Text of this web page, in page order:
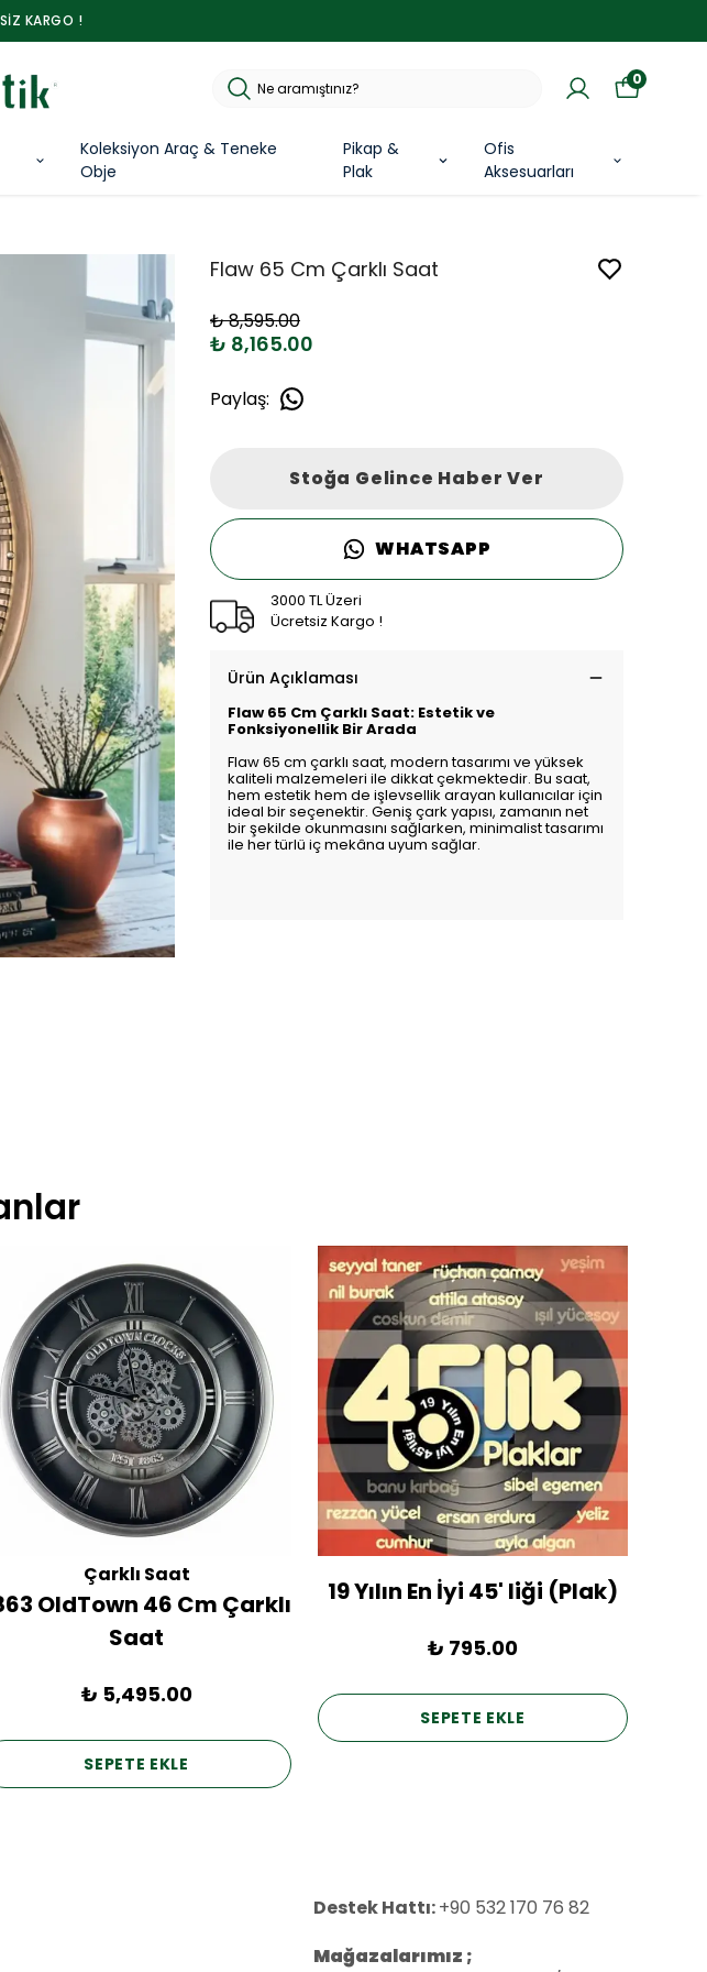
KARGO !
Koleksiyon Araç & Teneke
Obje
Pikap &
Plak
Ofis
Aksesuarları
0
Flaw 65 Cm Çarklı Saat
₺ 8,595.00
₺ 8,165.00
Paylaş:
Stoğa Gelince Haber Ver
WHATSAPP
3000 TL Üzeri
Ücretsiz Kargo !
Ürün Açıklaması
Flaw 65 Cm Çarklı Saat: Estetik ve
Fonksiyonellik Bir Arada
Flaw 65 cm çarklı saat, modern tasarımı ve yüksek
kaliteli malzemeleri ile dikkat çekmektedir. Bu saat,
hem estetik hem de işlevsellik arayan kullanıcılar için
ideal bir seçenektir. Geniş çark yapısı, zamanın net
bir şekilde okunmasını sağlarken, minimalist tasarımı
ile her türlü iç mekâna uyum sağlar.
Çarklı Saat
OldTown 46 Cm Çarklı
Saat
₺ 5,495.00
SEPETE EKLE
19 Yılın En İyi 45' liği (Plak)
₺ 795.00
SEPETE EKLE
Destek Hattı:+90 532 170 76 82
Mağazalarımız ;